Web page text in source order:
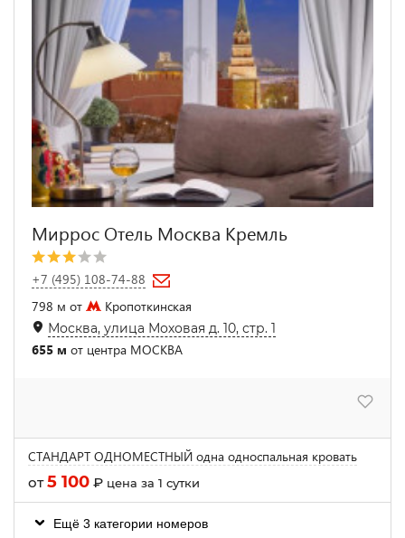
Миррос Отель Москва Кремль
+7 (495) 108-74-88
798 м от
Кропоткинская
Москва, улица Моховая д. 10, стр. 1
655 м от центра МОСКВА
СТАНДАРТ ОДНОМЕСТНЫЙ одна односпальная кровать
от5 100 ₽ цена за 1 сутки
Ещё 3 категории номеров